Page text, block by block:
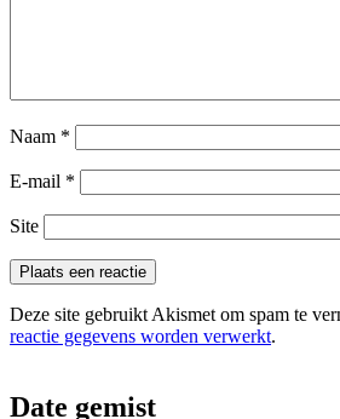
Naam *
E-mail *
Site
Deze site gebruikt Akismet om spam te
reactie gegevens worden verwerkt.
Date gemist